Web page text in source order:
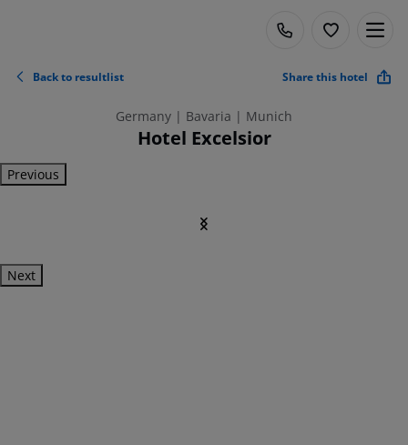
Back to resultlist Share this hotel
Germany | Bavaria | Munich
Hotel Excelsior
Previous
Next